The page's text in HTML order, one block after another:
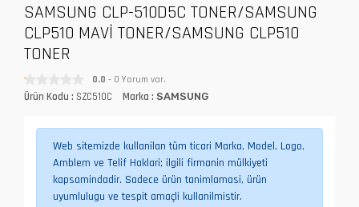
SAMSUNG CLP-510D5C TONER/SAMSUNG
CLP510 MAVİ TONER/SAMSUNG CLP510
TONER
0.0 - 0 Yorum var.
Ürün Kodu : SZC510C Marka : SAMSUNG
Web sitemizde kullanilan tüm ticari Marka, Model, Logo,
Amblem ve Telif Haklari; ilgili firmanin mülkiyeti
kapsamindadir. Sadece ürün tanimlamasi, ürün
uyumlulugu ve tespit amaçli kullanilmistir.